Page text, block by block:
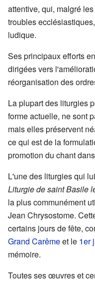
attentive, qui, malgré
troubles
ludique.
Ses principaux efforts
dirigées vers
réorganisation des
La plupart des liturgies
forme actuelle, ne sont
mais elles préservent
ce qui est de la
promotion du chant
L'une des liturgies qui
Liturgie de saint Basile
la plus communément
Jean Chrysostome.
certains jours de fête,
Grand Carêmeet le 1er
mémoire.
Toutes ses œuvres et